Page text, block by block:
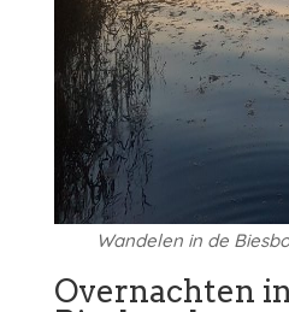
Wandelen in de
Overnachten